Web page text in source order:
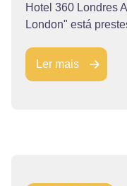
Hotel 360 Londres
London" está
Ler mais